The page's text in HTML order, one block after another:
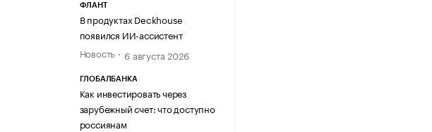
ФЛАНТ
В продуктах Deckhouse
появился ИИ-ассистент
Новость
6 августа 2026
ГЛОБАЛБАНКА
Как инвестировать через
зарубежный счет: что доступно
россиянам